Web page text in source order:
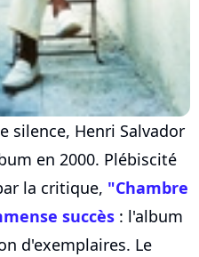
silence, Henri Salvador
en 2000. Plébiscité
la critique, "Chambre
succès : l'album
d'exemplaires. Le